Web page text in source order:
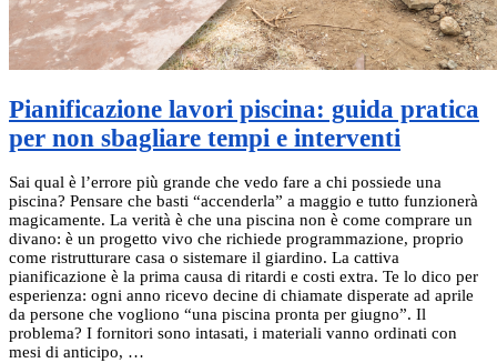
Pianificazione lavori piscina: guida pratica
per non sbagliare tempi e interventi
Sai qual è l’errore più grande che vedo fare a chi possiede una
piscina? Pensare che basti “accenderla” a maggio e tutto funzionerà
magicamente. La verità è che una piscina non è come comprare un
divano: è un progetto vivo che richiede programmazione, proprio
come ristrutturare casa o sistemare il giardino. La cattiva
pianificazione è la prima causa di ritardi e costi extra. Te lo dico per
esperienza: ogni anno ricevo decine di chiamate disperate ad aprile
da persone che vogliono “una piscina pronta per giugno”. Il
problema? I fornitori sono intasati, i materiali vanno ordinati con
mesi di anticipo, …